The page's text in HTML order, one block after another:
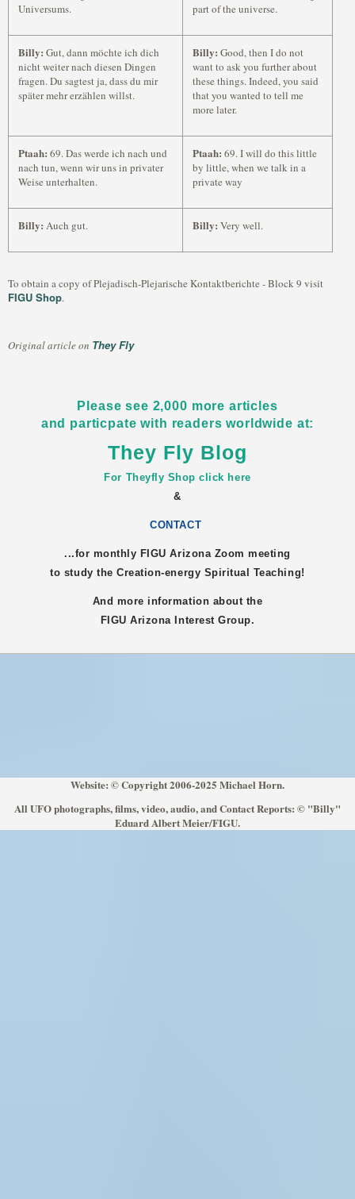
Universums.
part of the universe.
Billy: Gut, dann möchte ich dich
nicht weiter nach diesen Dingen
fragen. Du sagtest ja, dass du mir
später mehr erzählen willst.
Billy: Good, then I do not
want to ask you further about
these things. Indeed, you said
that you wanted to tell me
more later.
Ptaah: 69. Das werde ich nach und
nach tun, wenn wir uns in privater
Weise unterhalten.
Ptaah: 69. I will do this little
by little, when we talk in a
private way
Billy: Auch gut. Billy: Very well.
To obtain a copy of Plejadisch-Plejarische Kontaktberichte - Block 9 visit
FIGU Shop.
Original article on They Fly
Please see 2,000 more articles
and particpate with readers worldwide at:
They Fly Blog
For Theyfly Shop click here
&
CONTACT
...for monthly FIGUArizona Zoom meeting
to study the Creation-energy Spiritual Teaching!
And more information about the
FIGUArizona Interest Group.
Website: © Copyright 2006-2025 Michael Horn.
All UFO photographs, films, video, audio, and Contact Reports: © "Billy"
Eduard Albert Meier/FIGU.